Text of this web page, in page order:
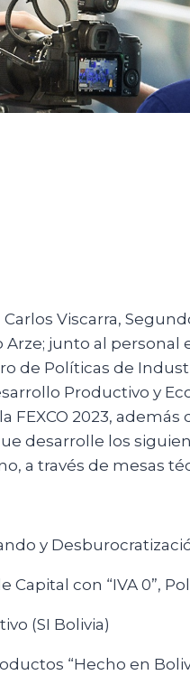
Viscarra,
junto al personal
de Políticas de
Productivo y
FEXCO 2023,
desarrolle los
a través de mesas
y
Capital con “IVA 0”,
(SI Bolivia)
“Hecho en